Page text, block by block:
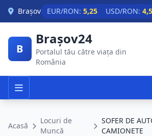
Skip to main content
Brașov EUR/RON: 5,25 USD/RON:
B
Brașov24
Portalul tău către viața din
România
Acasă
Locuri de
Muncă
SOFER DE
CAMIONETE